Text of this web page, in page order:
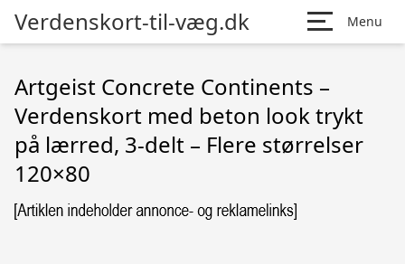
Verdenskort-til-væg.dk Menu
Artgeist Concrete Continents –
Verdenskort med beton look trykt
på lærred, 3-delt – Flere størrelser
120×80